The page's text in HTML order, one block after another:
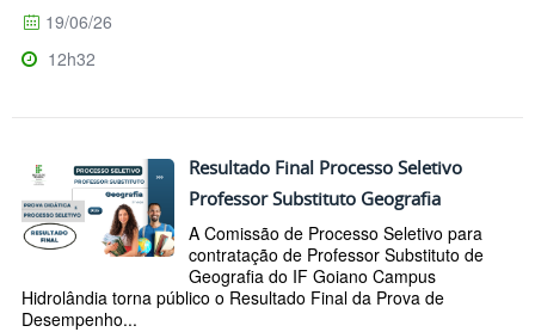
19/06/26
12h32
Resultado Final Processo Seletivo
Professor Substituto Geografia
A Comissão de Processo Seletivo para
contratação de Professor Substituto de
Geografia do IF Goiano Campus
Hidrolândia torna público o Resultado Final da Prova de
Desempenho...